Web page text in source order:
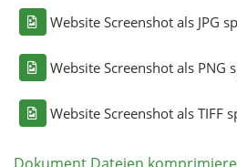
Website Screenshot als JPG
Website Screenshot als PNG
Website Screenshot als TIFF